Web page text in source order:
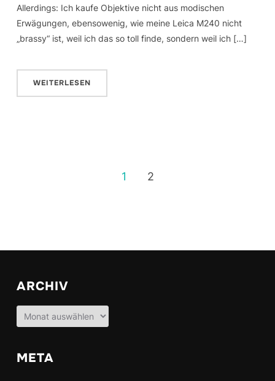
Allerdings: Ich kaufe Objektive nicht aus modischen
Erwägungen, ebensowenig, wie meine Leica M240 nicht
„brassy“ ist, weil ich das so toll finde, sondern weil ich […]
WEITERLESEN
1 2
ARCHIV
Archiv
META